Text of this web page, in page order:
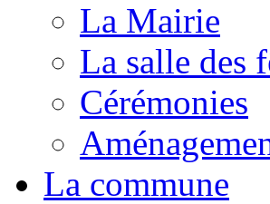
La Mairie
La salle des
Cérémonies
La commune